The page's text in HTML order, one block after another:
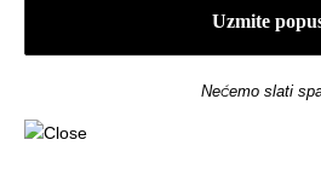
Nećemo slati